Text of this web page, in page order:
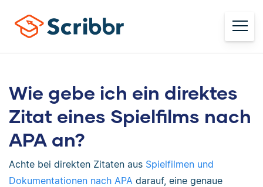
Wie gebe ich ein direktes
Zitat eines Spielfilms nach
APA an?
Achte bei direkten Zitaten aus Spielfilmen und
Dokumentationen nach APA darauf, eine genaue